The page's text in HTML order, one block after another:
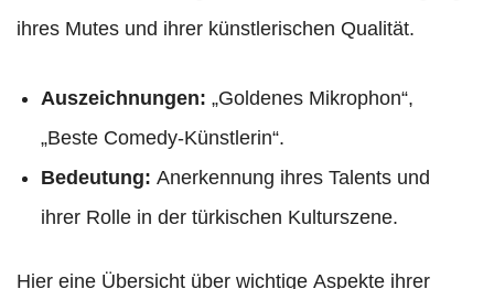
ihres Mutes und ihrer künstlerischen Qualität.
Auszeichnungen: „Goldenes Mikrophon“,
„Beste Comedy-Künstlerin“.
Bedeutung: Anerkennung ihres Talents und
ihrer Rolle in der türkischen Kulturszene.
Hier eine Übersicht über wichtige Aspekte ihrer